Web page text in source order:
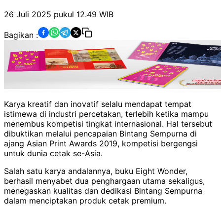
26 Juli 2025 pukul 12.49 WIB
Bagikan :
Karya kreatif dan inovatif selalu mendapat tempat
istimewa di industri percetakan, terlebih ketika mampu
menembus kompetisi tingkat internasional. Hal tersebut
dibuktikan melalui pencapaian Bintang Sempurna di
ajang Asian Print Awards 2019, kompetisi bergengsi
untuk dunia cetak se-Asia.
Salah satu karya andalannya, buku Eight Wonder,
berhasil menyabet dua penghargaan utama sekaligus,
menegaskan kualitas dan dedikasi Bintang Sempurna
dalam menciptakan produk cetak premium.